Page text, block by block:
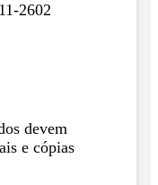
2602
devem
e cópias